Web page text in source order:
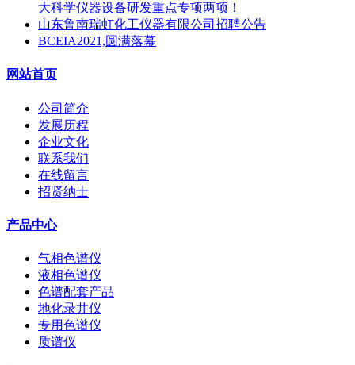
大科学仪器设备研发重点专项两项！
山东鲁南瑞虹化工仪器有限公司招聘公告
BCEIA2021,圆满落幕
网站首页
公司简介
发展历程
企业文化
联系我们
在线留言
招贤纳士
产品中心
气相色谱仪
液相色谱仪
色谱配套产品
地化录井仪
专用色谱仪
质谱仪